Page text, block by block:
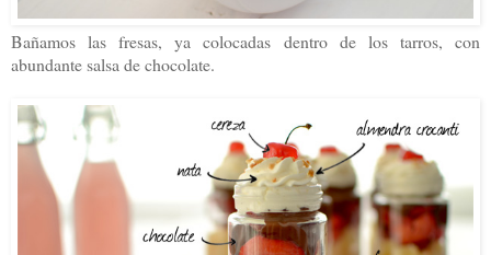
Bañamos las fresas, ya colocadas dentro de los tarros, con
abundante salsa de chocolate.